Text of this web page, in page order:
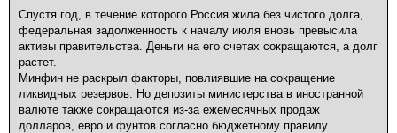
Спустя год, в течение которого Россия жила без чистого долга,
федеральная задолженность к началу июля вновь превысила
активы правительства. Деньги на его счетах сокращаются, а долг
растет.
Минфин не раскрыл факторы, повлиявшие на сокращение
ликвидных резервов. Но депозиты министерства в иностранной
валюте также сокращаются из-за ежемесячных продаж
долларов, евро и фунтов согласно бюджетному правилу.